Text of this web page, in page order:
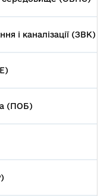
і каналізації (ЗВК)
(ПОБ)